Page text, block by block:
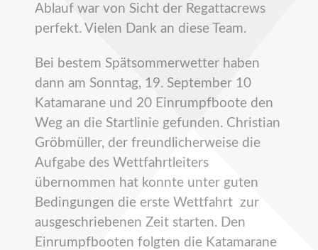
Ablauf war von Sicht der Regattacrews
perfekt. Vielen Dank an diese Team.
Bei bestem Spätsommerwetter haben
dann am Sonntag, 19. September 10
Katamarane und 20 Einrumpfboote den
Weg an die Startlinie gefunden. Christian
Gröbmüller, der freundlicherweise die
Aufgabe des Wettfahrtleiters
übernommen hat konnte unter guten
Bedingungen die erste Wettfahrt zur
ausgeschriebenen Zeit starten. Den
Einrumpfbooten folgten die Katamarane